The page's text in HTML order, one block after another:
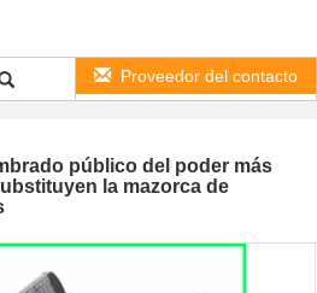
Proveedor del contacto
público del poder más
la mazorca de